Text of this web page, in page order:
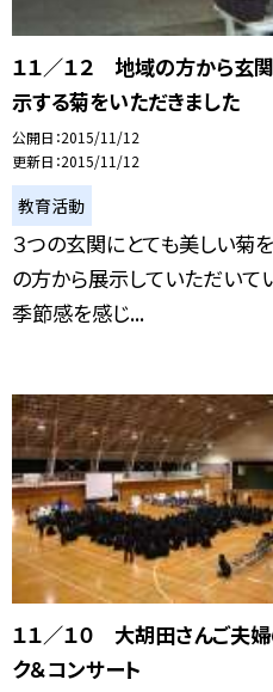
１１／１２ 地域の方から玄
示する菊をいただきました
公開日 2015/11/12
更新日 2015/11/12
教育活動
３つの玄関にとても美しい菊
の方から展示していただいて
季節感を感じ...
１１／１０ 大胡田さんご夫
ク＆コンサート